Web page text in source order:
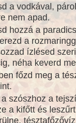
a vodkával,
nem apad.
hozzá a
a
ízlésed
néha keverd
főzd meg a
szószhoz a
a kifőtt és